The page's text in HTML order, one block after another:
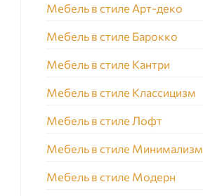
Мебель в стиле Арт-деко
Мебель в стиле Барокко
Мебель в стиле Кантри
Мебель в стиле Классицизм
Мебель в стиле Лофт
Мебель в стиле Минимализм
Мебель в стиле Модерн